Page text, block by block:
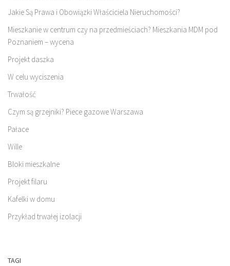
Jakie Są Prawa i Obowiązki Właściciela Nieruchomości?
Mieszkanie w centrum czy na przedmieściach? Mieszkania MDM pod
Poznaniem – wycena
Projekt daszka
W celu wyciszenia
Trwałość
Czym są grzejniki? Piece gazowe Warszawa
Pałace
Wille
Bloki mieszkalne
Projekt filaru
Kafelki w domu
Przykład trwałej izolacji
TAGI